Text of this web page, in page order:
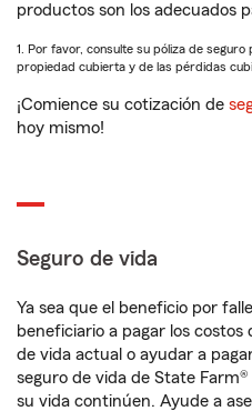
productos son los adecuados
1. Por favor, consulte su póliza de
propiedad cubierta y de las pérdidas
¡Comience su cotización de
hoy mismo!
Seguro de vida
Ya sea que el beneficio por
beneficiario a pagar los
de vida actual o ayudar a
seguro de vida de State
su vida continúen. Ayude a